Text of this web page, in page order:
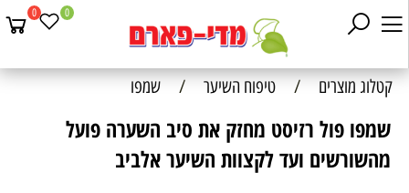
0 0
קטלוג מוצרים / טיפוח השיער / שמפו
שמפו פול רזיסט מחזק את סיב השערה פועל
מהשורשים ועד לקצוות השיער אלביב